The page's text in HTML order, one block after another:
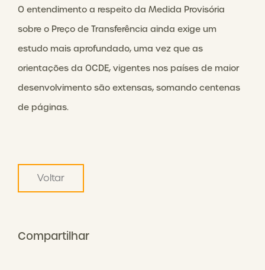
O entendimento a respeito da Medida Provisória
sobre o Preço de Transferência ainda exige um
estudo mais aprofundado, uma vez que as
orientações da OCDE, vigentes nos países de maior
desenvolvimento são extensas, somando centenas
de páginas.
Voltar
Compartilhar